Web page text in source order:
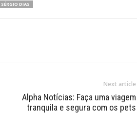
SÉRGIO DIAS
Next article
Alpha Notícias: Faça uma viagem
tranquila e segura com os pets